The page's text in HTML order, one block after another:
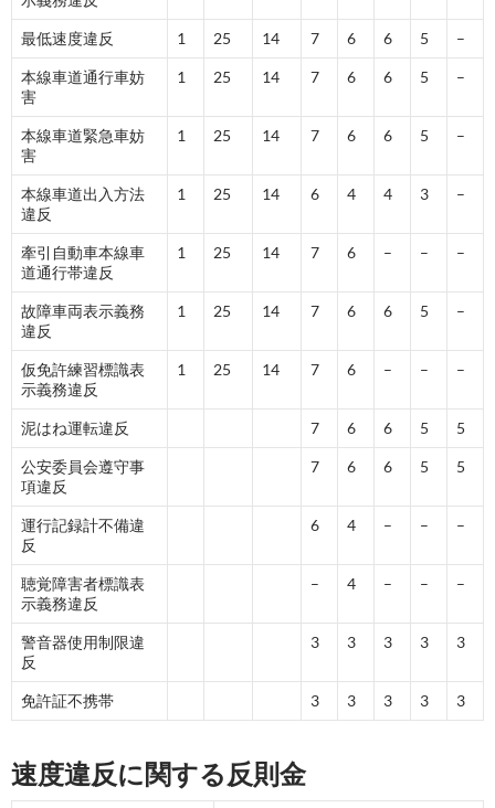
最低速度違反 1 25 14 7 6 6 5 –
本線車道通行車妨
害
1 25 14 7 6 6 5 –
本線車道緊急車妨
害
1 25 14 7 6 6 5 –
本線車道出入方法
違反
1 25 14 6 4 4 3 –
牽引自動車本線車
道通行帯違反
1 25 14 7 6 – – –
故障車両表示義務
違反
1 25 14 7 6 6 5 –
仮免許練習標識表
示義務違反
1 25 14 7 6 – – –
泥はね運転違反 7 6 6 5 5
公安委員会遵守事
項違反
7 6 6 5 5
運行記録計不備違
反
6 4 – – –
聴覚障害者標識表
示義務違反
– 4 – – –
警音器使用制限違
反
3 3 3 3 3
免許証不携帯 3 3 3 3 3
速度違反に関する反則金